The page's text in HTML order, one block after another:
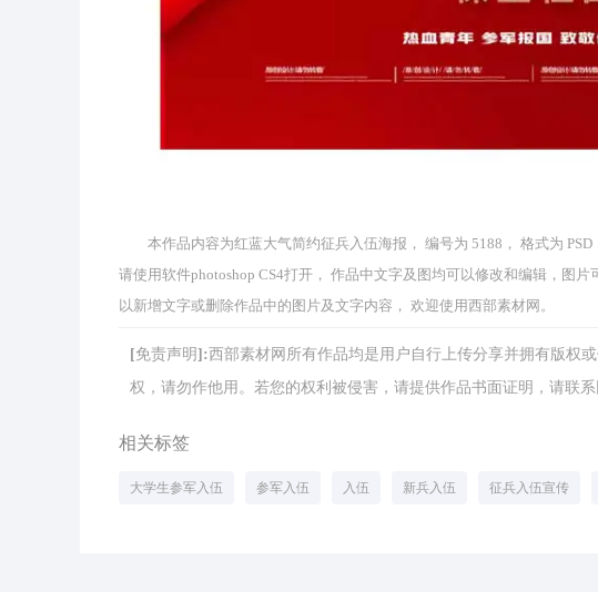
本作品内容为红蓝大气简约征兵入伍海报， 编号为 5188， 格式为
请使用软件photoshop CS4打开， 作品中文字及图均可以修改和编辑，图
以新增文字或删除作品中的图片及文字内容， 欢迎使用西部素材网。
[免责声明]:西部素材网所有作品均是用户自行上传分享并拥有版权
权，请勿作他用。若您的权利被侵害，请提供作品书面证明，请联系
相关标签
大学生参军入伍 参军入伍 入伍 新兵入伍 征兵入伍宣传